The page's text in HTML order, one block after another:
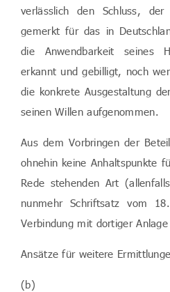
verlässlich den Schluss,
gemerkt für das in
die Anwendbarkeit seines
erkannt und gebilligt, noch
die konkrete Ausgestaltung
seinen Willen aufgenommen.
Aus dem Vorbringen der
ohnehin keine Anhaltspunkte
Rede stehenden Art
nunmehr Schriftsatz vom
Verbindung mit dortiger
Ansätze für weitere
(b)